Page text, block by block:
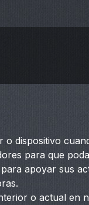
dispositivo
para que
apoyar sus
o actual en